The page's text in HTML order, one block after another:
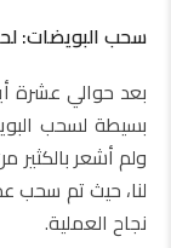
سحب البويضات:
بعد حوالي عشرة
بسيطة لسحب
ولم أشعر بالكثير
لنا، حيث تم سحب
نجاح العملية.